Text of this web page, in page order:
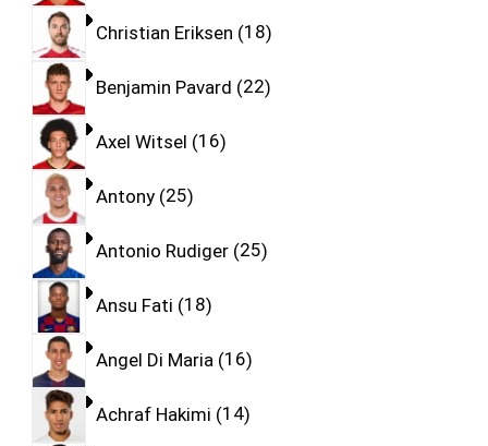
Christian Eriksen 18
Benjamin Pavard 22
Axel Witsel 16
Antony 25
Antonio Rudiger 25
Ansu Fati 18
Angel Di Maria 16
Achraf Hakimi 14